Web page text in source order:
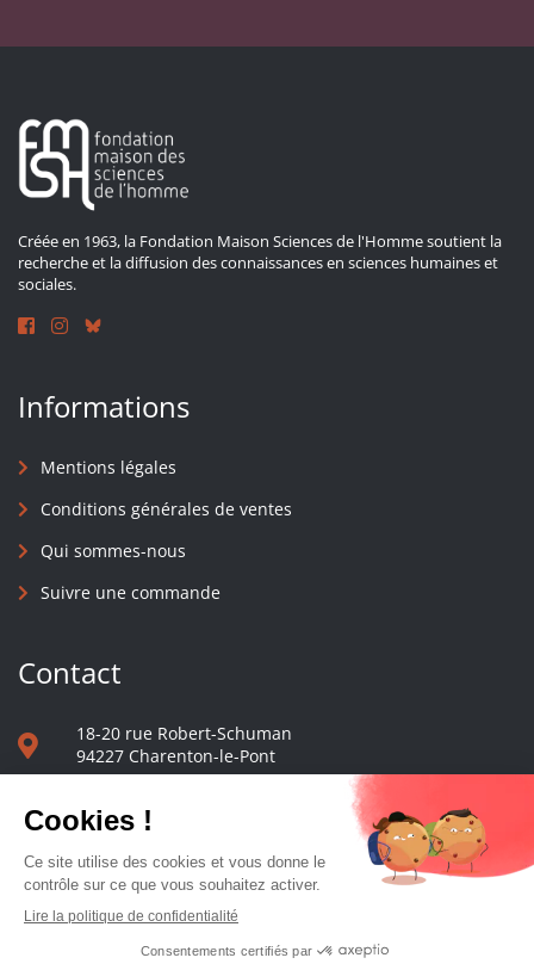
Créée en 1963, la Fondation Maison Sciences de l'Homme soutient la
recherche et la diffusion des connaissances en sciences humaines et
sociales.
Informations
Mentions légales
Conditions générales de ventes
Qui sommes-nous
Suivre une commande
Contact
18-20 rue Robert-Schuman
94227 Charenton-le-Pont